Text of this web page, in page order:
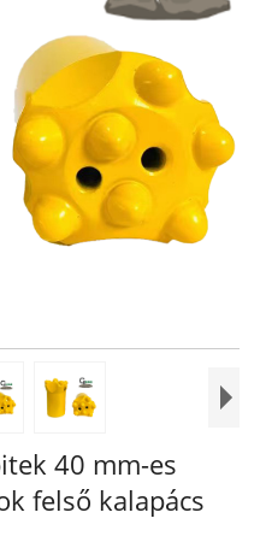
40 mm-es
felső kalapács